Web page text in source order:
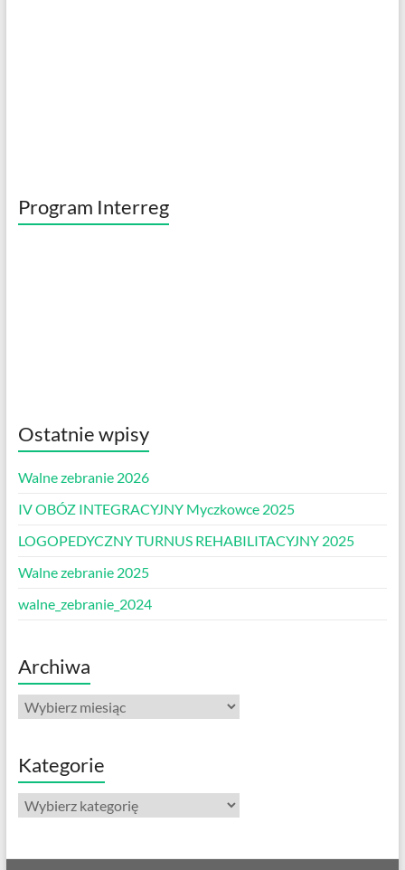
Program Interreg
Ostatnie wpisy
Walne zebranie 2026
IV OBÓZ INTEGRACYJNY Myczkowce 2025
LOGOPEDYCZNY TURNUS REHABILITACYJNY 2025
Walne zebranie 2025
walne_zebranie_2024
Archiwa
Archiwa
Kategorie
Kategorie